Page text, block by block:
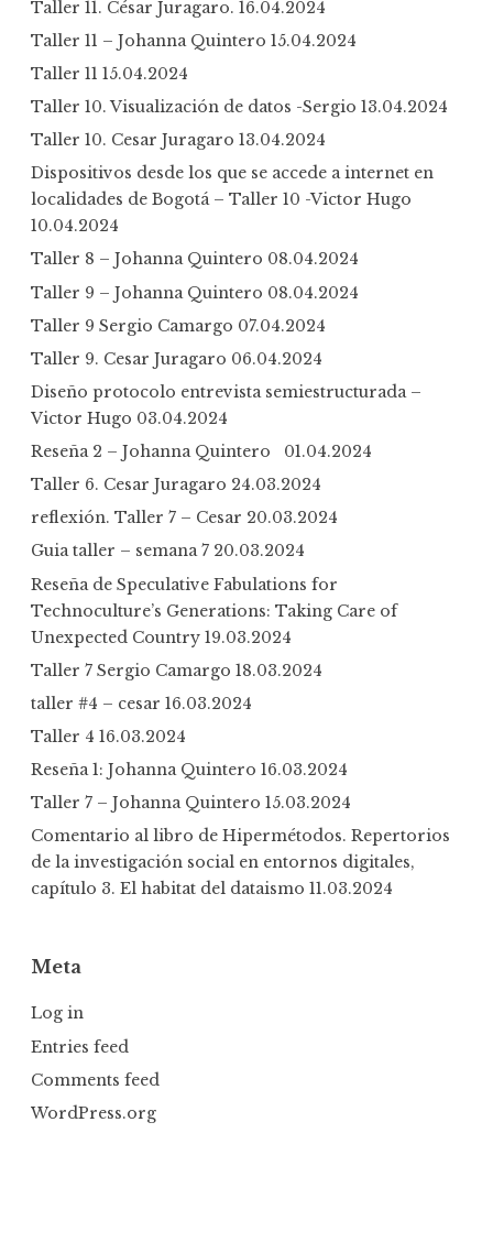
Taller 11. César Juragaro. 16.04.2024
Taller 11 – Johanna Quintero 15.04.2024
Taller 11 15.04.2024
Taller 10. Visualización de datos -Sergio 13.04.2024
Taller 10. Cesar Juragaro 13.04.2024
Dispositivos desde los que se accede a internet en
localidades de Bogotá – Taller 10 -Victor Hugo
10.04.2024
Taller 8 – Johanna Quintero 08.04.2024
Taller 9 – Johanna Quintero 08.04.2024
Taller 9 Sergio Camargo 07.04.2024
Taller 9. Cesar Juragaro 06.04.2024
Diseño protocolo entrevista semiestructurada –
Victor Hugo 03.04.2024
Reseña 2 – Johanna Quintero
01.04.2024
Taller 6. Cesar Juragaro 24.03.2024
reflexión. Taller 7 – Cesar 20.03.2024
Guia taller – semana 7 20.03.2024
Reseña de Speculative Fabulations for
Technoculture’s Generations: Taking Care of
Unexpected Country 19.03.2024
Taller 7 Sergio Camargo 18.03.2024
taller #4 – cesar 16.03.2024
Taller 4 16.03.2024
Reseña 1: Johanna Quintero 16.03.2024
Taller 7 – Johanna Quintero 15.03.2024
Comentario al libro de Hipermétodos. Repertorios
de la investigación social en entornos digitales,
capítulo 3. El habitat del dataismo 11.03.2024
Meta
Log in
Entries feed
Comments feed
WordPress.org